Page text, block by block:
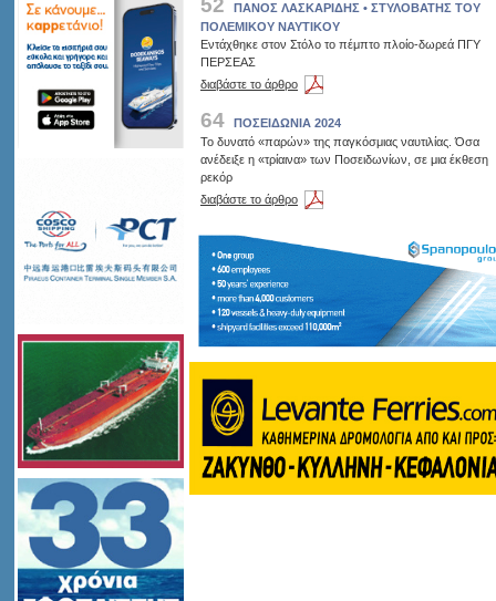
52
ΠΑΝΟΣ ΛΑΣΚΑΡΙΔΗΣ • ΣΤΥΛΟΒΑΤΗΣ ΤΟΥ
ΠΟΛΕΜΙΚΟΥ ΝΑΥΤΙΚΟΥ
Εντάχθηκε στον Στόλο το πέμπτο πλοίο-δωρεά ΠΓΥ
ΠΕΡΣΕΑΣ
διαβάστε το άρθρο
64
ΠΟΣΕΙΔΩΝΙΑ 2024
Το δυνατό «παρών» της παγκόσμιας ναυτιλίας. Όσα
ανέδειξε η «τρίαινα» των Ποσειδωνίων, σε μια έκθεση
ρεκόρ
διαβάστε το άρθρο